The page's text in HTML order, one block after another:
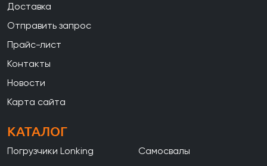
Доставка
Отправить запрос
Прайс-лист
Контакты
Новости
Карта сайта
КАТАЛОГ
Погрузчики Lonking
Самосвалы